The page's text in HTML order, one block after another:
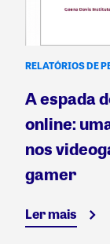
RELATÓRIOS DE
A espada
online:
nos
gamer
Ler mais